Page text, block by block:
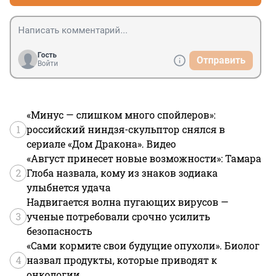
Гость
Войти
Отправить
1
«Минус — слишком много спойлеров»:
российский ниндзя-скульптор снялся в
сериале «Дом Дракона». Видео
2
«Август принесет новые возможности»: Тамара
Глоба назвала, кому из знаков зодиака
улыбнется удача
3
Надвигается волна пугающих вирусов —
ученые потребовали срочно усилить
безопасность
4
«Сами кормите свои будущие опухоли». Биолог
назвал продукты, которые приводят к